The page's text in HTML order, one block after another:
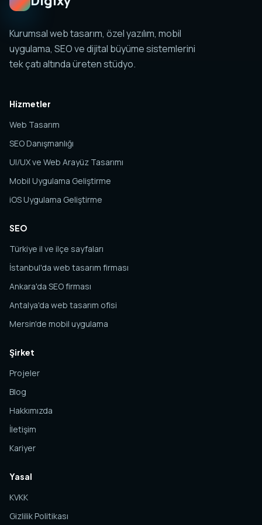
Kurumsal web tasarım, özel yazılım, mobil
uygulama, SEO ve dijital büyüme sistemlerini
tek çatı altında üreten stüdyo.
Hizmetler
Web Tasarım
SEO Danışmanlığı
UI/UX ve Web Arayüz Tasarımı
Mobil Uygulama Geliştirme
iOS Uygulama Geliştirme
SEO
Türkiye il ve ilçe sayfaları
İstanbul'da web tasarım firması
Ankara'da SEO firması
Antalya'da web tasarım ofisi
Mersin'de mobil uygulama
Şirket
Projeler
Blog
Hakkımızda
İletişim
Kariyer
Yasal
KVKK
Gizlilik Politikası